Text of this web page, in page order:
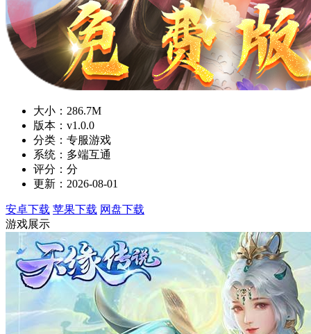
大小：286.7M
版本：v1.0.0
分类：专服游戏
系统：多端互通
评分：分
更新：2026-08-01
安卓下载 苹果下载 网盘下载
游戏展示